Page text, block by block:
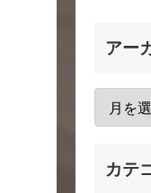
アー
カテ